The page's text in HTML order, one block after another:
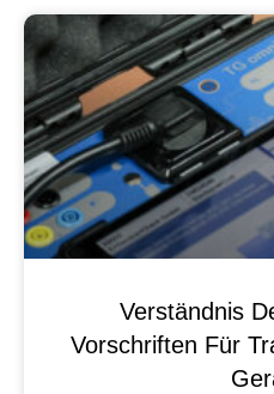
Verständnis
Vorschriften Für